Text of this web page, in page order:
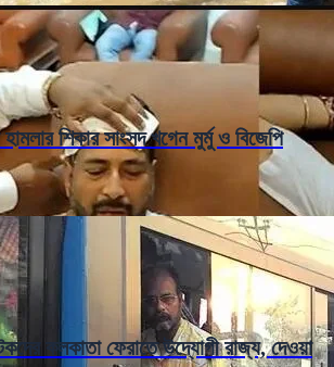
হামলার শিকার সাংসদ খগেন মুর্মু ও বিজেপি
কলকাতা ফেরাতে উদ্যোগী রাজ্য, দেওয়া